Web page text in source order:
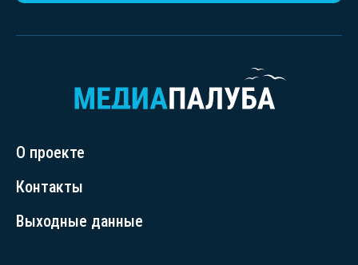
О проекте
Контакты
Выходные данные